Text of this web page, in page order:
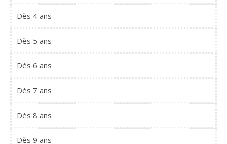
Dès 4 ans
Dès 5 ans
Dès 6 ans
Dès 7 ans
Dès 8 ans
Dès 9 ans